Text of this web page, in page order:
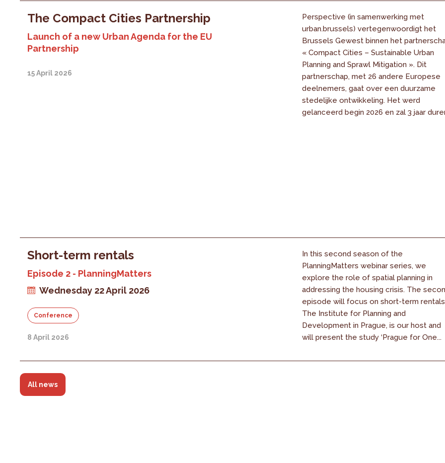
The Compact Cities Partnership
Launch of a new Urban Agenda for the EU
Partnership
15 April 2026
Perspective (in samenwerking met
urban.brussels) vertegenwoordigt het
Brussels Gewest binnen het
« Compact Cities – Sustainable Urban
Planning and Sprawl Mitigation ». Dit
partnerschap, met 26 andere Europese
deelnemers, gaat over een duurzame
stedelijke ontwikkeling. Het werd
gelanceerd begin 2026 en zal 3 jaar
Short-term rentals
Episode 2 - PlanningMatters
Wednesday 22 April 2026
Conference
8 April 2026
In this second season of the
PlanningMatters webinar series, we
explore the role of spatial planning in
addressing the housing crisis. The
episode will focus on short-term
The Institute for Planning and
Development in Prague, is our host and
will present the study ‘Prague for One...
All news